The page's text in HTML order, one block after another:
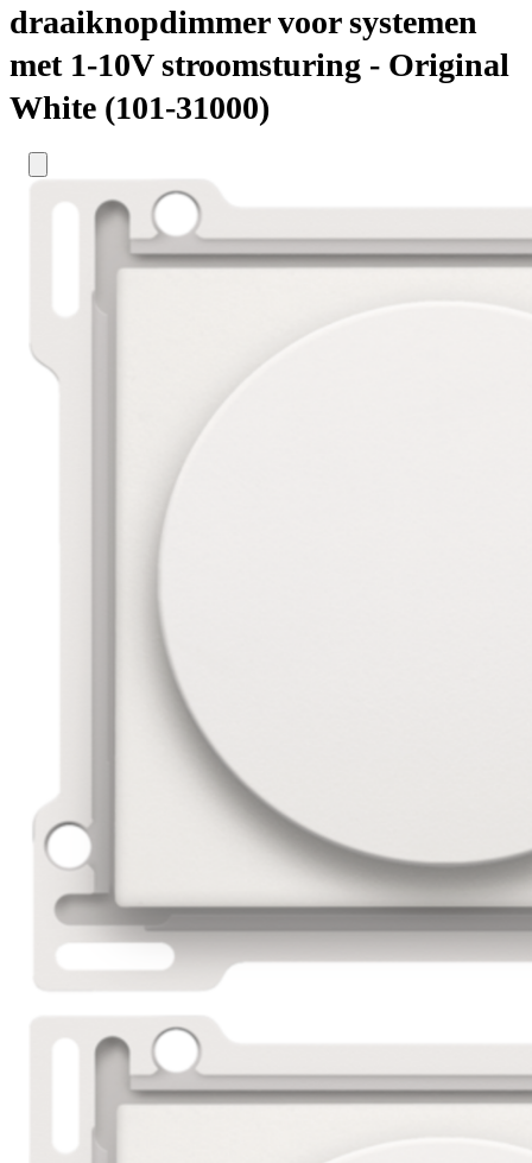
draaiknopdimmer voor systemen
met 1-10V stroomsturing - Original
White (101-31000)